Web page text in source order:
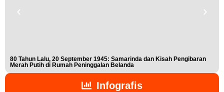
80 Tahun Lalu, 20 September 1945: Samarinda dan Kisah Pengibaran
Merah Putih di Rumah Peninggalan Belanda
Infografis